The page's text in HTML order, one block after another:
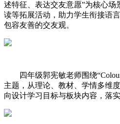
述特征、表达交友意愿”为核心场
读等拓展活动，助力学生衔接语
包容友善的交友观。
四年级郭宪敏老师围绕
主题，从理论、教材、学情多维
向设计学习目标与板块内容，落